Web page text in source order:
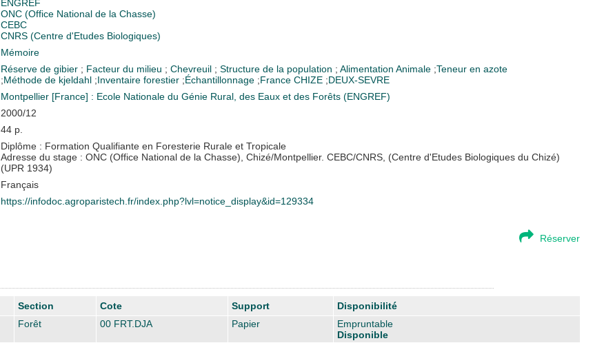
ENGREF
ONC (Office National de la Chasse)
CEBC
CNRS (Centre d'Etudes Biologiques)
Mémoire
Réserve de gibier ; Facteur du milieu ; Chevreuil ; Structure de la population ; Alimentation Animale ;Teneur en azote
;Méthode de kjeldahl ;Inventaire forestier ;Échantillonnage ;France CHIZE ;DEUX-SEVRE
Montpellier [France] : Ecole Nationale du Génie Rural, des Eaux et des Forêts (ENGREF)
2000/12
44 p.
Diplôme : Formation Qualifiante en Foresterie Rurale et Tropicale
Adresse du stage : ONC (Office National de la Chasse), Chizé/Montpellier. CEBC/CNRS, (Centre d'Etudes Biologiques du Chizé)
(UPR 1934)
Français
https://infodoc.agroparistech.fr/index.php?lvl=notice_display&id=129334
Réserver
Section Cote Support
Disponibilité
Forêt 00 FRT.DJA Papier
Empruntable
Disponible